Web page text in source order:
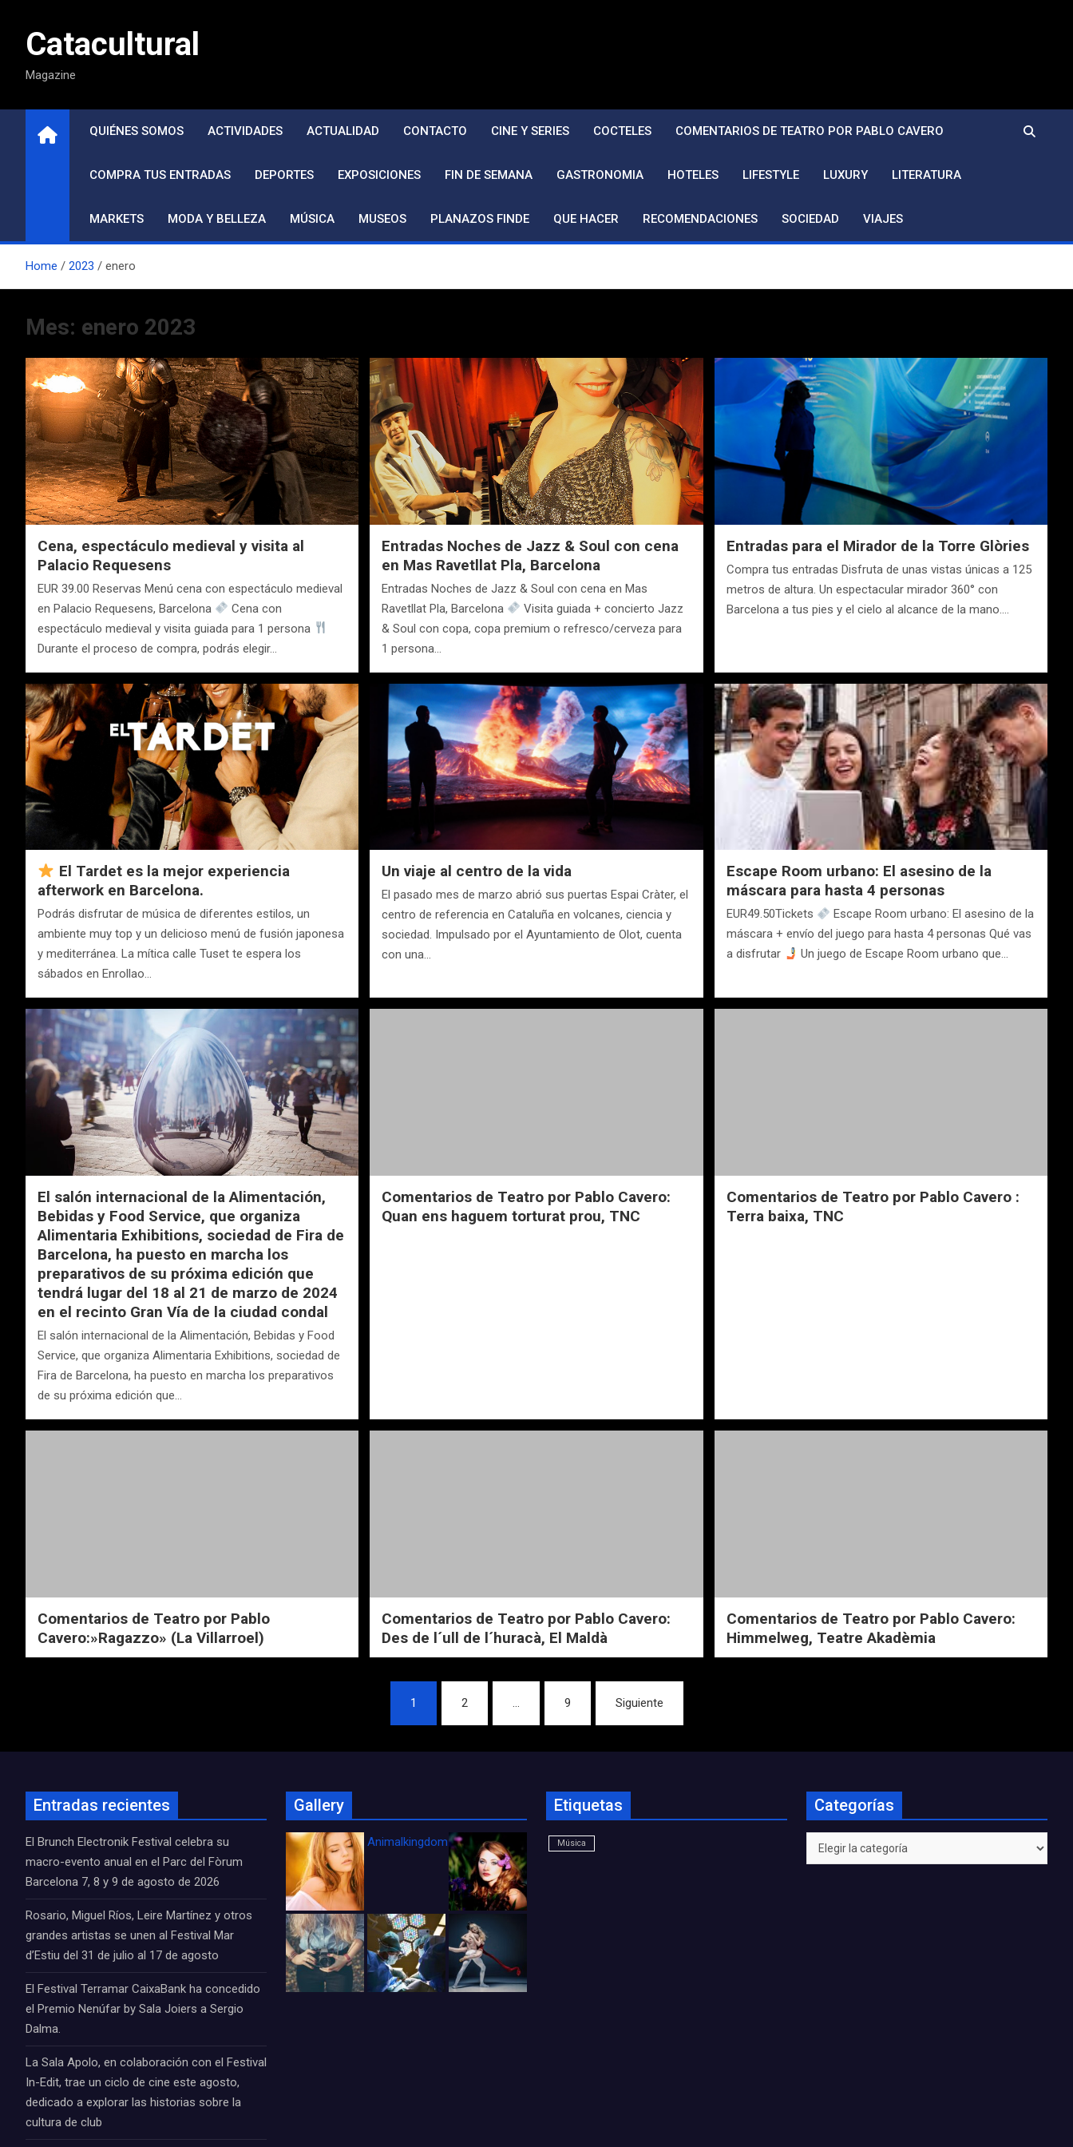
contenidoCatacultural
Magazine
QUIÉNES SOMOS ACTIVIDADES ACTUALIDAD CONTACTO CINE Y SERIES COCTELES COMENTARIOS DE TEATRO POR PABLO CAVERO
COMPRA TUS ENTRADAS DEPORTES EXPOSICIONES FIN DE SEMANA GASTRONOMIA HOTELES LIFESTYLE LUXURY LITERATURA
MARKETS MODA Y BELLEZA MÚSICA MUSEOS PLANAZOS FINDE QUE HACER RECOMENDACIONES SOCIEDAD VIAJES
Home 2023 enero
Mes: enero 2023
Cena, espectáculo medieval y visita al
Palacio Requesens
EUR 39.00 Reservas Menú cena con espectáculo medieval
en Palacio Requesens, Barcelona
Cena con
espectáculo medieval y visita guiada para 1 persona
Durante el proceso de compra, podrás elegir…
Entradas Noches de Jazz & Soul con cena
en Mas Ravetllat Pla, Barcelona
Entradas Noches de Jazz & Soul con cena en Mas
Ravetllat Pla, Barcelona
Visita guiada + concierto Jazz
& Soul con copa, copa premium o refresco/cerveza para
1 persona…
Entradas para el Mirador de la Torre Glòries
Compra tus entradas Disfruta de unas vistas únicas a 125
metros de altura. Un espectacular mirador 360° con
Barcelona a tus pies y el cielo al alcance de la mano.…
El Tardet es la mejor experiencia
afterwork en Barcelona.
Podrás disfrutar de música de diferentes estilos, un
ambiente muy top y un delicioso menú de fusión japonesa
y mediterránea. La mítica calle Tuset te espera los
sábados en Enrollao…
Un viaje al centro de la vida
El pasado mes de marzo abrió sus puertas Espai Cràter, el
centro de referencia en Cataluña en volcanes, ciencia y
sociedad. Impulsado por el Ayuntamiento de Olot, cuenta
con una…
Escape Room urbano: El asesino de la
máscara para hasta 4 personas
EUR49.50Tickets
Escape Room urbano: El asesino de la
máscara + envío del juego para hasta 4 personas Qué vas
a disfrutar
Un juego de Escape Room urbano que…
El salón internacional de la Alimentación,
Bebidas y Food Service, que organiza
Alimentaria Exhibitions, sociedad de Fira de
Barcelona, ha puesto en marcha los
preparativos de su próxima edición que
tendrá lugar del 18 al 21 de marzo de 2024
en el recinto Gran Vía de la ciudad condal
El salón internacional de la Alimentación, Bebidas y Food
Service, que organiza Alimentaria Exhibitions, sociedad de
Fira de Barcelona, ha puesto en marcha los preparativos
de su próxima edición que…
Comentarios de Teatro por Pablo Cavero:
Quan ens haguem torturat prou, TNC
Comentarios de Teatro por Pablo Cavero :
Terra baixa, TNC
Comentarios de Teatro por Pablo
Cavero:»Ragazzo» (La Villarroel)
Comentarios de Teatro por Pablo Cavero:
Des de l´ull de l´huracà, El Maldà
Comentarios de Teatro por Pablo Cavero:
Himmelweg, Teatre Akadèmia
entradas
1 2 … 9 Siguiente
Entradas recientes
El Brunch Electronik Festival celebra su
macro-evento anual en el Parc del Fòrum
Barcelona 7, 8 y 9 de agosto de 2026
Rosario, Miguel Ríos, Leire Martínez y otros
grandes artistas se unen al Festival Mar
d’Estiu del 31 de julio al 17 de agosto
El Festival Terramar CaixaBank ha concedido
el Premio Nenúfar by Sala Joiers a Sergio
Dalma.
La Sala Apolo, en colaboración con el Festival
In-Edit, trae un ciclo de cine este agosto,
dedicado a explorar las historias sobre la
cultura de club
Gallery
Animalkingdom_FichaCine
Etiquetas
Música
Categorías
Categorías